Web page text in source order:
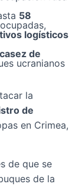
58
logísticos
de
ucranianos
la
de
en Crimea,
de que se
de la